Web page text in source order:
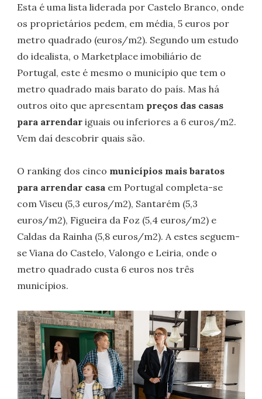
Esta é uma lista liderada por Castelo Branco, onde
os proprietários pedem, em média, 5 euros por
metro quadrado (euros/m2). Segundo um estudo
do idealista, o Marketplace imobiliário de
Portugal, este é mesmo o município que tem o
metro quadrado mais barato do país. Mas há
outros oito que apresentam preços das casas
para arrendar iguais ou inferiores a 6 euros/m2.
Vem daí descobrir quais são.
O ranking dos cinco municípios mais baratos
para arrendar casa em Portugal completa-se
com Viseu (5,3 euros/m2), Santarém (5,3
euros/m2), Figueira da Foz (5,4 euros/m2) e
Caldas da Rainha (5,8 euros/m2). A estes seguem-
se Viana do Castelo, Valongo e Leiria, onde o
metro quadrado custa 6 euros nos três
municípios.